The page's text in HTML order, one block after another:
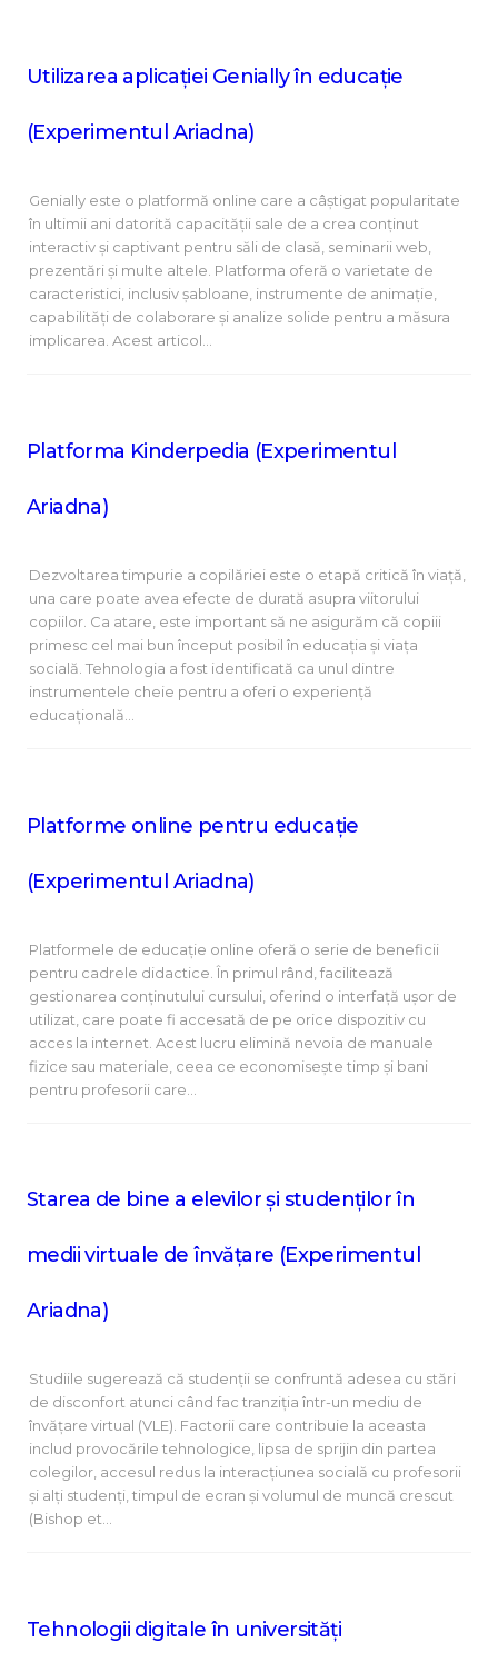
Utilizarea aplicației Genially în educație
(Experimentul Ariadna)
Genially este o platformă online care a câștigat popularitate
în ultimii ani datorită capacității sale de a crea conținut
interactiv și captivant pentru săli de clasă, seminarii web,
prezentări și multe altele. Platforma oferă o varietate de
caracteristici, inclusiv șabloane, instrumente de animație,
capabilități de colaborare și analize solide pentru a măsura
implicarea. Acest articol…
Platforma Kinderpedia (Experimentul
Ariadna)
Dezvoltarea timpurie a copilăriei este o etapă critică în viață,
una care poate avea efecte de durată asupra viitorului
copiilor. Ca atare, este important să ne asigurăm că copiii
primesc cel mai bun început posibil în educația și viața
socială. Tehnologia a fost identificată ca unul dintre
instrumentele cheie pentru a oferi o experiență
educațională…
Platforme online pentru educație
(Experimentul Ariadna)
Platformele de educație online oferă o serie de beneficii
pentru cadrele didactice. În primul rând, facilitează
gestionarea conținutului cursului, oferind o interfață ușor de
utilizat, care poate fi accesată de pe orice dispozitiv cu
acces la internet. Acest lucru elimină nevoia de manuale
fizice sau materiale, ceea ce economisește timp și bani
pentru profesorii care…
Starea de bine a elevilor și studenților în
medii virtuale de învățare (Experimentul
Ariadna)
Studiile sugerează că studenții se confruntă adesea cu stări
de disconfort atunci când fac tranziția într-un mediu de
învățare virtual (VLE). Factorii care contribuie la aceasta
includ provocările tehnologice, lipsa de sprijin din partea
colegilor, accesul redus la interacțiunea socială cu profesorii
și alți studenți, timpul de ecran și volumul de muncă crescut
(Bishop et…
Tehnologii digitale în universități